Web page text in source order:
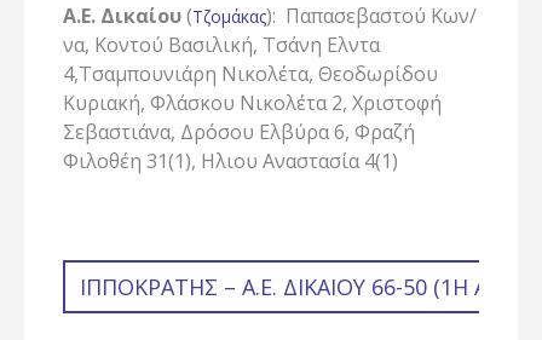
Α.Ε. Δικαίου(Τζομάκας): Παπασεβαστού Κων/
να, Κοντού Βασιλική, Τσάνη Ελντα
4,Τσαμπουνιάρη Νικολέτα, Θεοδωρίδου
Κυριακή, Φλάσκου Νικολέτα 2, Χριστοφή
Σεβαστιάνα, Δρόσου Ελβύρα 6, Φραζή
Φιλοθέη 31(1), Ηλιου Αναστασία 4(1)
ΙΠΠΟΚΡΆΤΗΣ – Α.Ε. ΔΙΚΑΊΟΥ 66-50 (1Η